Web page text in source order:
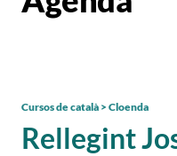
Rellegint
Cursos de català > Cloenda